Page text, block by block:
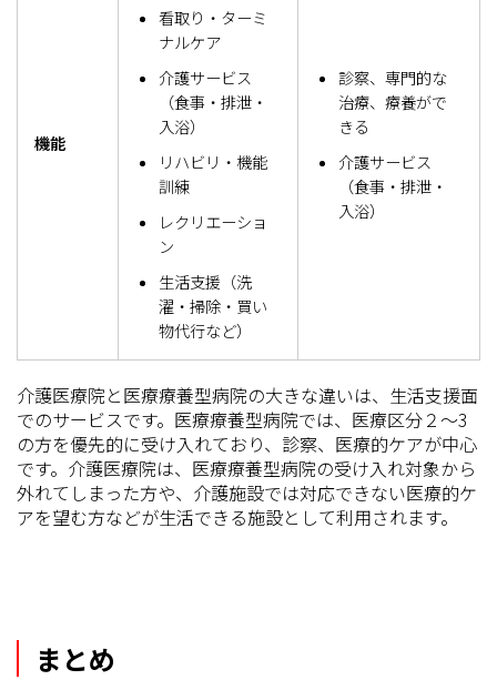
機能
看取り・ターミ
ナルケア
介護サービス
（食事・排泄・
入浴）
リハビリ・機能
訓練
レクリエーショ
ン
生活支援（洗
濯・掃除・買い
物代行など）
診察、専門的な
治療、療養がで
きる
介護サービス
（食事・排泄・
入浴）
介護医療院と医療療養型病院の大きな違いは、生活支援面
でのサービスです。医療療養型病院では、医療区分２〜3
の方を優先的に受け入れており、診察、医療的ケアが中心
です。介護医療院は、医療療養型病院の受け入れ対象から
外れてしまった方や、介護施設では対応できない医療的ケ
アを望む方などが生活できる施設として利用されます。
まとめ